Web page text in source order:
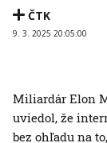
ČTK
9. 3. 2025 20:05:00
Miliardár Elon
uviedol, že
bez ohľadu na